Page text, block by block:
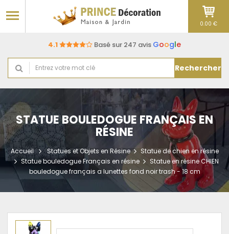
4.1 Basé sur 247 avis Google
Rechercher
0.00 €
STATUE BOULEDOGUE FRANÇAIS EN
RÉSINE
Accueil Statues et Objets en Résine
Statue de chien en résine
Statue bouledogue Français en résine
Statue en résine CHIEN
bouledogue français a lunettes fond noir trash - 18 cm